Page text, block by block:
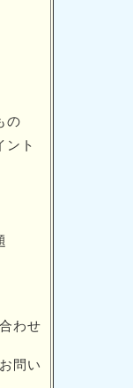
の
ント
わせ
問い